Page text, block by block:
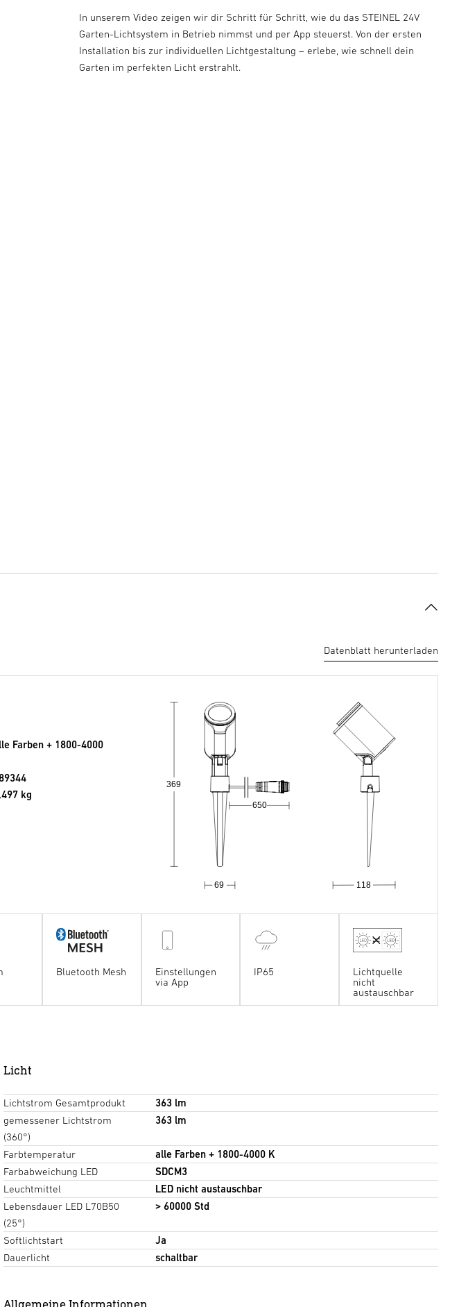
In unserem Video zeigen wir dir Schritt für Schritt, wie du das STEINEL 24V
Garten-Lichtsystem in Betrieb nimmst und per App steuerst. Von der ersten
Installation bis zur individuellen Lichtgestaltung – erlebe, wie schnell dein
Garten im perfekten Licht erstrahlt.
Datenblatt herunterladen
Farben + 1800-4000
kg
118
69
369
650
Bluetooth Mesh
Einstellungen
via App
IP65
Lichtquelle
nicht
austauschbar
Licht
Lichtstrom Gesamtprodukt
363 lm
gemessener Lichtstrom
(360°)
363 lm
Farbtemperatur
alle Farben + 1800-4000 K
Farbabweichung LED
SDCM3
Leuchtmittel
LED nicht austauschbar
Lebensdauer LED L70B50
(25°)
> 60000 Std
Softlichtstart
Ja
Dauerlicht
schaltbar
Allgemeine Informationen